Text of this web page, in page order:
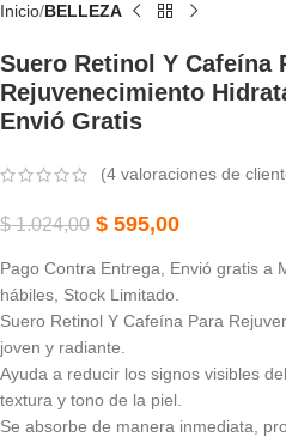
Inicio BELLEZA
Suero Retinol Y Cafeína
Rejuvenecimiento
Envió Gratis
(4 valoraciones de
$1.024,00 $ 595,00
Pago Contra Entrega, Envió gratis a
hábiles, Stock Limitado.
Suero Retinol Y Cafeína Para
joven y radiante.
Ayuda a reducir los signos visibles
textura y tono de la piel.
Se absorbe de manera inmediata,